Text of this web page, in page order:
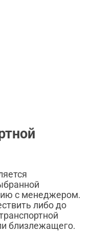
с менеджером.
либо до
близлежащего.